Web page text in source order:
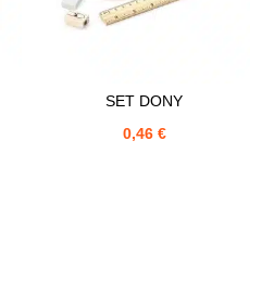
SET DONY
0,46 €